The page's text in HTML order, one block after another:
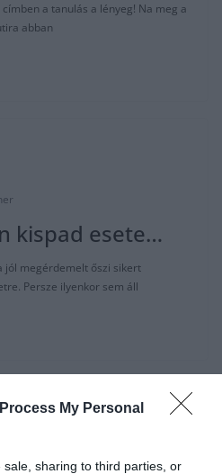
My Personal
sharing to third parties, or
a tanulás a lényeg! Na meg a
abban
kispad esete…
jól megérdemelt őszi sikert
Persze ilyenkor sem áll